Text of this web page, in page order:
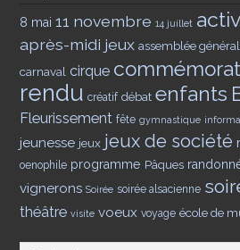
8 mai 11 novembre 14 juillet
après-midi jeux assemblée
carnaval cirque
rendu créatif débat enfants
Fleurissement fête gymnastique
jeunesse jeux jeux de société
oenophile programme Pâques
vignerons Soirée soirée alsacienne
théâtre visite voeux voyage école de